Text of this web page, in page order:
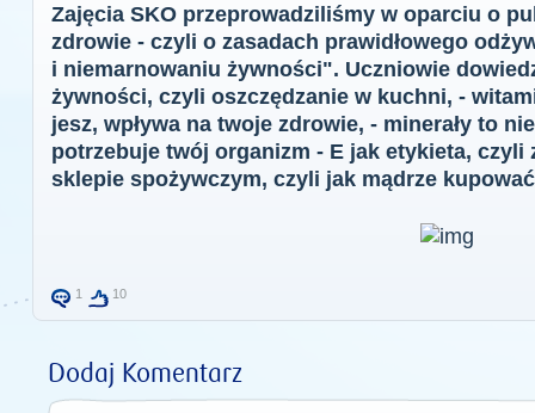
Zajęcia SKO przeprowadziliśmy w oparciu o
zdrowie - czyli o zasadach prawidłowego
i niemarnowaniu żywności". Uczniowie
żywności, czyli oszczędzanie w kuchni, -
jesz, wpływa na twoje zdrowie, - minerały to
potrzebuje twój organizm - E jak etykieta, czyli
sklepie spożywczym, czyli jak mądrze
1 10
Dodaj Komentarz